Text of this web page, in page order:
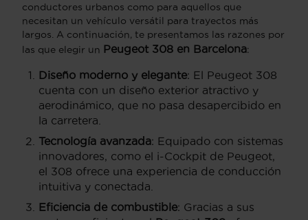
conductores urbanos como para aquellos que
necesitan un vehículo versátil para trayectos más
largos. A continuación, te presentamos las razones por
las que elegir un Peugeot 308 en Barcelona:
Diseño moderno y elegante: El Peugeot 308
cuenta con un diseño exterior atractivo y
aerodinámico, que no pasa desapercibido en
la carretera.
Tecnología avanzada: Equipado con sistemas
innovadores, como el i-Cockpit de Peugeot,
el 308 ofrece una experiencia de conducción
intuitiva y conectada.
Eficiencia de combustible: Gracias a sus